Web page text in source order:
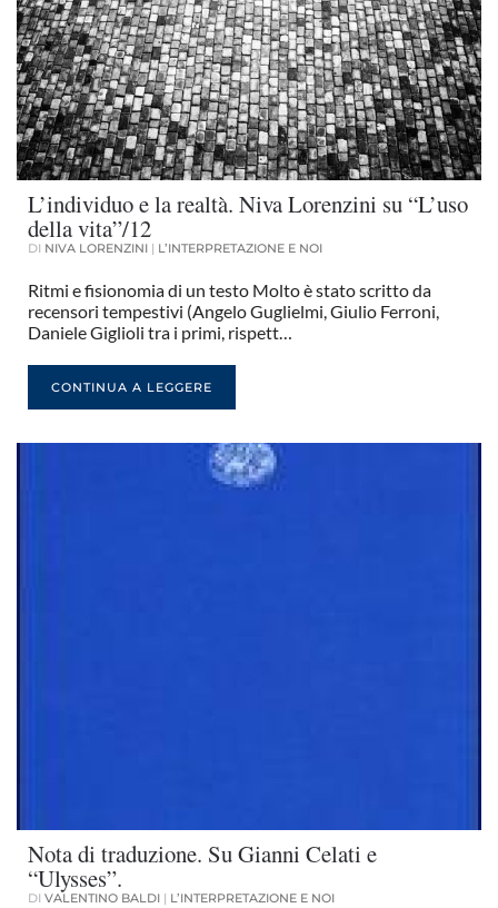
L’individuo e la realtà. Niva Lorenzini su “L’uso
della vita”/12
DI NIVA LORENZINI | L’INTERPRETAZIONE E NOI
Ritmi e fisionomia di un testo Molto è stato scritto da
recensori tempestivi (Angelo Guglielmi, Giulio Ferroni,
Daniele Giglioli tra i primi, rispett…
CONTINUA A LEGGERE
Nota di traduzione. Su Gianni Celati e
“Ulysses”.
DI VALENTINO BALDI | L’INTERPRETAZIONE E NOI